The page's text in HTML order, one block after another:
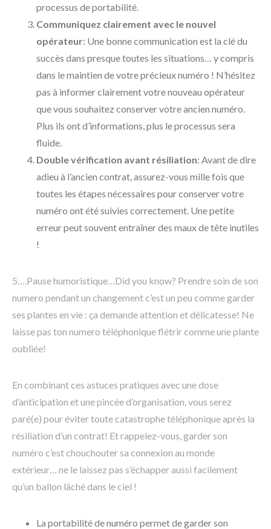
processus de portabilité.
Communiquez clairement avec le nouvel
opérateur: Une bonne communication est la clé du
succès dans presque toutes les situations… y compris
dans le maintien de votre précieux numéro ! N’hésitez
pas à informer clairement votre nouveau opérateur
que vous souhaitez conserver votre ancien numéro.
Plus ils ont d’informations, plus le processus sera
fluide.
Double vérification avant résiliation: Avant de dire
adieu à l’ancien contrat, assurez-vous mille fois que
toutes les étapes nécessaires pour conserver votre
numéro ont été suivies correctement. Une petite
erreur peut souvent entraîner des maux de tête inutiles
!
5….Pause humoristique…Did you know? Prendre soin de son
numero pendant un changement c’est un peu comme garder
ses plantes en vie : ça demande attention et délicatesse! Ne
laisse pas ton numero téléphonique flétrir comme une plante
oubliée!
En combinant ces astuces pratiques avec une dose
d’anticipation et une pincée d’organisation, vous serez
paré(e) pour éviter toute catastrophe téléphonique après la
résiliation d’un contrat! Et rappelez-vous, garder son
numéro c’est chouchouter sa connexion au monde
extérieur… ne le laissez pas s’échapper aussi facilement
qu’un ballon lâché dans le ciel !
La portabilité de numéro permet de garder son